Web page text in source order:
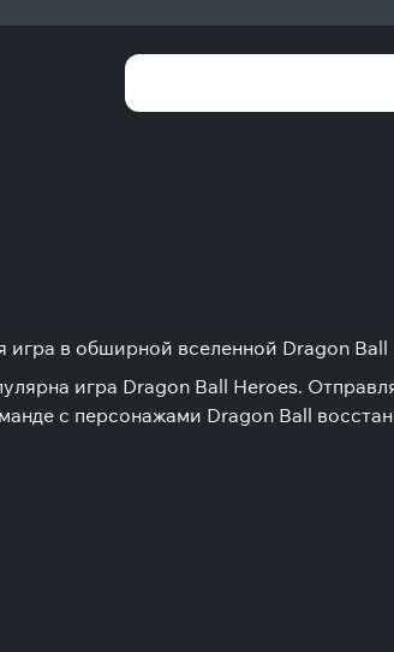
игра в обширной вселенной Dragon Ball
игра Dragon Ball Heroes.
с персонажами Dragon Ball